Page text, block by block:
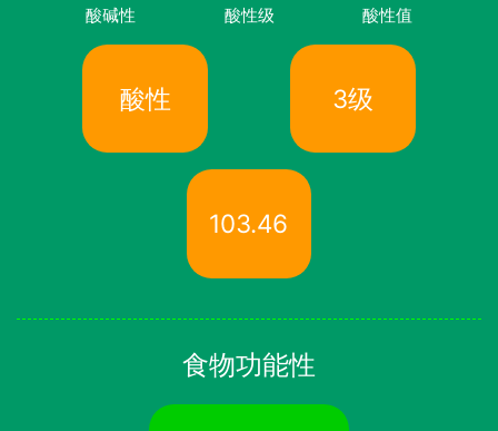
酸碱性 酸性级 酸性值
酸性 3级
103.46
食物功能性